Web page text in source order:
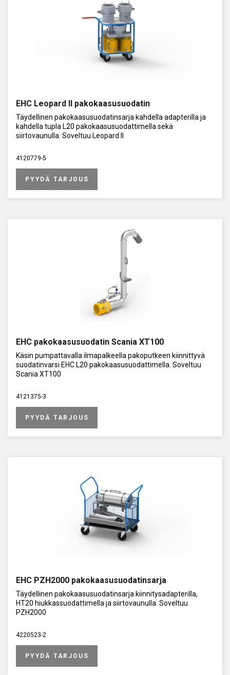
EHC Leopard II pakokaasusuodatin
Täydellinen pakokaasusuodatinsarja kahdella adapterilla ja
kahdella tupla L20 pakokaasusuodattimella sekä
siirtovaunulla. Soveltuu Leopard II
4120779-5
PYYDÄ TARJOUS
EHC pakokaasusuodatin Scania XT100
Käsin pumpattavalla ilmapalkeella pakoputkeen kiinnittyvä
suodatinvarsi EHC L20 pakokaasusuodattimella. Soveltuu
Scania XT100
4121375-3
PYYDÄ TARJOUS
EHC PZH2000 pakokaasusuodatinsarja
Täydellinen pakokaasusuodatinsarja kiinnitysadapterilla,
HT20 hiukkassuodattimella ja siirtovaunulla. Soveltuu
PZH2000
4220523-2
PYYDÄ TARJOUS